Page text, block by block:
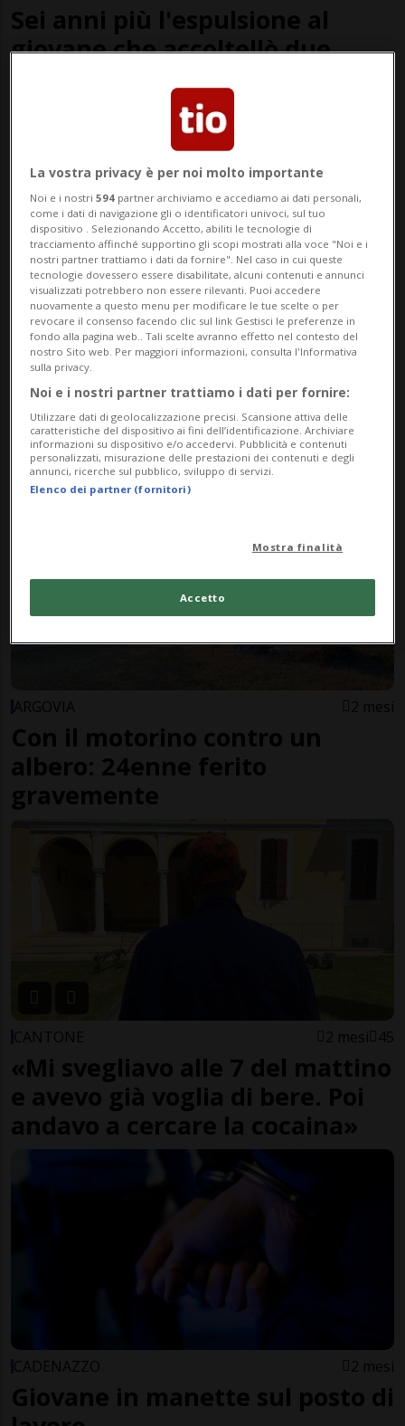
Sei anni più l'espulsione al
giovane che accoltellò due
CANTONE
Il "14enne della Farera" finisce
all'ospedale: è in terapia semi
intensiva
ARGOVIA 2 mesi
Con il motorino contro un
albero: 24enne ferito
gravemente
CANTONE 2 mesi 45
«Mi svegliavo alle 7 del mattino
e avevo già voglia di bere. Poi
andavo a cercare la cocaina»
CADENAZZO 2 mesi
Giovane in manette sul posto di
La vostra privacy è per noi molto importante
Noi e i nostri594 partner archiviamo e accediamo ai dati personali,
come i dati di navigazione gli o identificatori univoci, sul tuo
dispositivo . Selezionando Accetto, abiliti le tecnologie di
tracciamento affinché supportino gli scopi mostrati alla voce "Noi e i
nostri partner trattiamo i dati da fornire". Nel caso in cui queste
tecnologie dovessero essere disabilitate, alcuni contenuti e annunci
visualizzati potrebbero non essere rilevanti. Puoi accedere
nuovamente a questo menu per modificare le tue scelte o per
revocare il consenso facendo clic sul link Gestisci le preferenze in
fondo alla pagina web.. Tali scelte avranno effetto nel contesto del
nostro Sito web. Per maggiori informazioni, consulta l'Informativa
sulla privacy.
Noi e i nostri partner trattiamo i dati per fornire:
Utilizzare dati di geolocalizzazione precisi. Scansione attiva delle
caratteristiche del dispositivo ai fini dell’identificazione. Archiviare
informazioni su dispositivo e/o accedervi. Pubblicità e contenuti
personalizzati, misurazione delle prestazioni dei contenuti e degli
annunci, ricerche sul pubblico, sviluppo di servizi.
Elenco dei partner (fornitori)
Mostra finalità
Accetto